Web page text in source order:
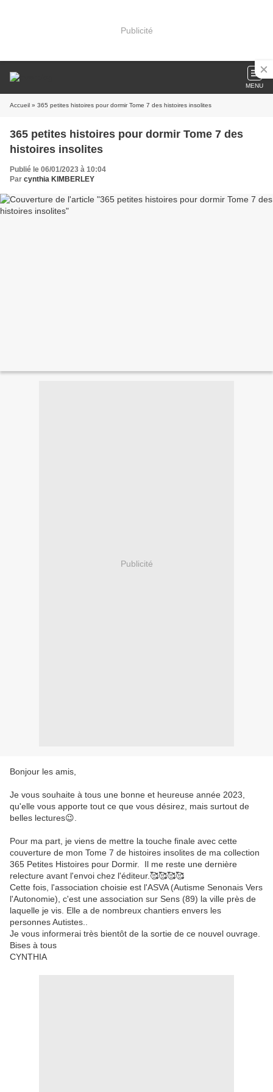
Publicité
MENU
Accueil » 365 petites histoires pour dormir Tome 7 des histoires insolites
365 petites histoires pour dormir Tome 7 des
histoires insolites
Publié le 06/01/2023 à 10:04
Par cynthia KIMBERLEY
Publicité
Bonjour les amis,
Je vous souhaite à tous une bonne et heureuse année 2023,
qu'elle vous apporte tout ce que vous désirez, mais surtout de
belles lectures😉.
Pour ma part, je viens de mettre la touche finale avec cette
couverture de mon Tome 7 de histoires insolites de ma collection
365 Petites Histoires pour Dormir. Il me reste une dernière
relecture avant l'envoi chez l'éditeur.🥰🥰🥰🥰
Cette fois, l'association choisie est l'ASVA (Autisme Senonais Vers
l'Autonomie), c'est une association sur Sens (89) la ville près de
laquelle je vis. Elle a de nombreux chantiers envers les
personnes Autistes..
Je vous informerai très bientôt de la sortie de ce nouvel ouvrage.
Bises à tous
CYNTHIA